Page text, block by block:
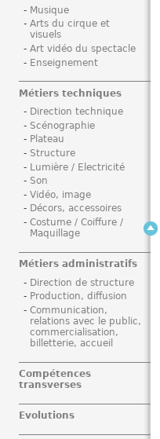
Musique
Arts du cirque et
visuels
Art vidéo du spectacle
Enseignement
Métiers techniques
Direction technique
Scénographie
Plateau
Structure
Lumière / Electricité
Son
Vidéo, image
Décors, accessoires
Costume / Coiffure /
Maquillage
Métiers administratifs
Direction de structure
Production, diffusion
Communication,
relations avec le public,
commercialisation,
billetterie, accueil
Compétences
transverses
Evolutions